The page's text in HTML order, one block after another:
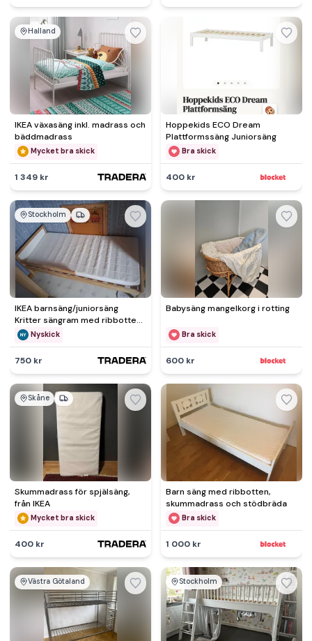
Halland
IKEA växasäng inkl. madrass och
bäddmadrass
Mycket bra skick
1 349 kr
Hoppekids ECO Dream
Plattformssäng Juniorsäng
Bra skick
400 kr
Stockholm
IKEA barnsäng/juniorsäng
Kritter sängram med ribbotten
och madrass 70x160 nykick
Nyskick
750 kr
Babysäng mangelkorg i rotting
Bra skick
600 kr
Skåne
Skummadrass för spjälsäng,
från IKEA
Mycket bra skick
400 kr
Barn säng med ribbotten,
skummadrass och stödbräda
Bra skick
1 000 kr
Västra Götaland Stockholm